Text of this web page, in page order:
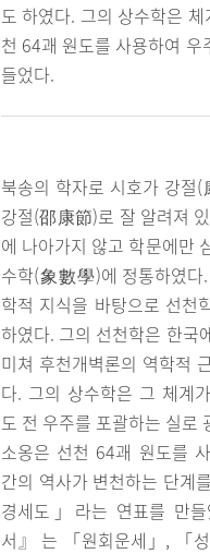
도 하였다. 그의 상수학은
천 64괘 원도를 사용하여
들었다.
북송의 학자로 시호가 강절
강절(邵康節)로 잘 알려져
에 나아가지 않고 학문에만
수학(象數學)에 정통하였다
학적 지식을 바탕으로 선
하였다. 그의 선천학은 한국
미쳐 후천개벽론의 역학적
다. 그의 상수학은 그 체계
도 전 우주를 포괄하는 실로
소옹은 선천 64괘 원도를
간의 역사가 변천하는 단계
경세도」라는 연표를 만
서』 는 「원회운세」, 「